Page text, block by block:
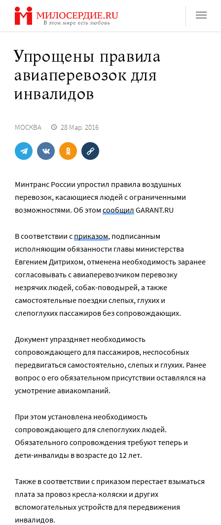
Перейти
содержанию
Упрощены правила
авиаперевозок для
инвалидов
МОСКВА 28 Мар. 2016
Минтранс России упростил правила воздушных
перевозок, касающиеся людей с ограниченными
возможностями. Об этом сообщилGARANT.RU
В соответствии сприказом, подписанным
исполняющим обязанности главы министерства
Евгением Дитрихом, отменена необходимость заранее
согласовывать с авиаперевозчиком перевозку
незрячих людей, собак-поводырей, а также
самостоятельные поездки слепых, глухих и
слепоглухих пассажиров без сопровождающих.
Документ упраздняет необходимость
сопровождающего для пассажиров, неспособных
передвигаться самостоятельно, слепых и глухих. Ранее
вопрос о его обязательном присутствии оставлялся на
усмотрение авиакомпаний.
При этом установлена необходимость
сопровождающего для слепоглухих людей.
Обязательного сопровождения требуют теперь и
дети-инвалиды в возрасте до 12 лет.
Также в соответствии с приказом перестает взыматься
плата за провоз кресла-коляски и других
вспомогательных устройств для передвижения
инвалидов.